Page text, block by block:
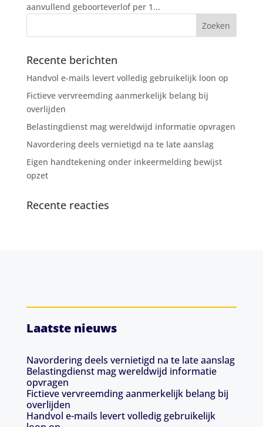
aanvullend geboorteverlof per 1...
Recente berichten
Handvol e-mails levert volledig gebruikelijk loon op
Fictieve vervreemding aanmerkelijk belang bij
overlijden
Belastingdienst mag wereldwijd informatie opvragen
Navordering deels vernietigd na te late aanslag
Eigen handtekening onder inkeermelding bewijst
opzet
Recente reacties
Laatste nieuws
Navordering deels vernietigd na te late aanslag
Belastingdienst mag wereldwijd informatie
opvragen
Fictieve vervreemding aanmerkelijk belang bij
overlijden
Handvol e-mails levert volledig gebruikelijk